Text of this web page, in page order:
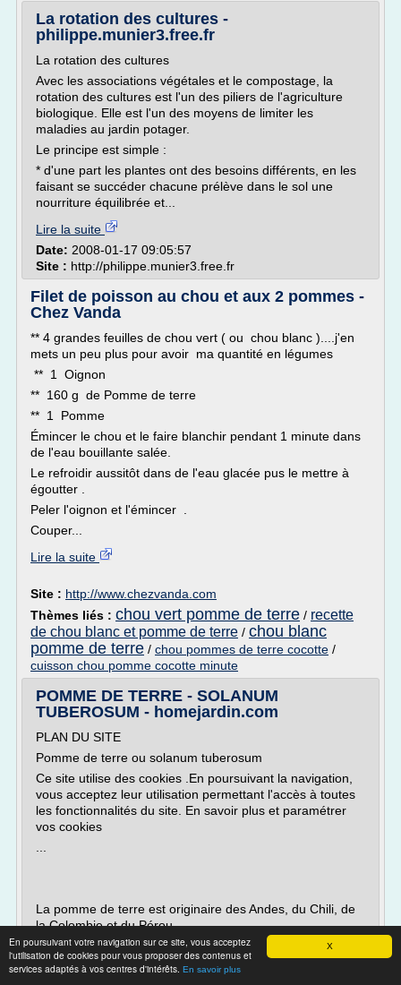
X
En poursuivant votre navigation sur ce site, vous acceptez
l'utilisation de cookies pour vous proposer des contenus et
services adaptés à vos centres d'intérêts. En savoir plus
La rotation des cultures -
philippe.munier3.free.fr
La rotation des cultures
Avec les associations végétales et le compostage, la
rotation des cultures est l'un des piliers de l'agriculture
biologique. Elle est l'un des moyens de limiter les
maladies au jardin potager.
Le principe est simple :
* d'une part les plantes ont des besoins différents, en les
faisant se succéder chacune prélève dans le sol une
nourriture équilibrée et...
Lire la suite
Date: 2008-01-17 09:05:57
Site : http://philippe.munier3.free.fr
Filet de poisson au chou et aux 2 pommes -
Chez Vanda
** 4 grandes feuilles de chou vert ( ou chou blanc )....j'en
mets un peu plus pour avoir ma quantité en légumes
** 1 Oignon
** 160 g de Pomme de terre
** 1 Pomme
Émincer le chou et le faire blanchir pendant 1 minute dans
de l'eau bouillante salée.
Le refroidir aussitôt dans de l'eau glacée pus le mettre à
égoutter .
Peler l'oignon et l'émincer .
Couper...
Lire la suite
Site : http://www.chezvanda.com
Thèmes liés : chou vert pomme de terre / recette
de chou blanc et pomme de terre / chou blanc
pomme de terre / chou pommes de terre cocotte /
cuisson chou pomme cocotte minute
POMME DE TERRE - SOLANUM
TUBEROSUM - homejardin.com
PLAN DU SITE
Pomme de terre ou solanum tuberosum
Ce site utilise des cookies .En poursuivant la navigation,
vous acceptez leur utilisation permettant l'accès à toutes
les fonctionnalités du site. En savoir plus et paramétrer
vos cookies
La pomme de terre est originaire des Andes, du Chili, de
la Colombie et du Pérou.
Elle a été rapportée en Europe au 16ème siècle...
Lire la suite